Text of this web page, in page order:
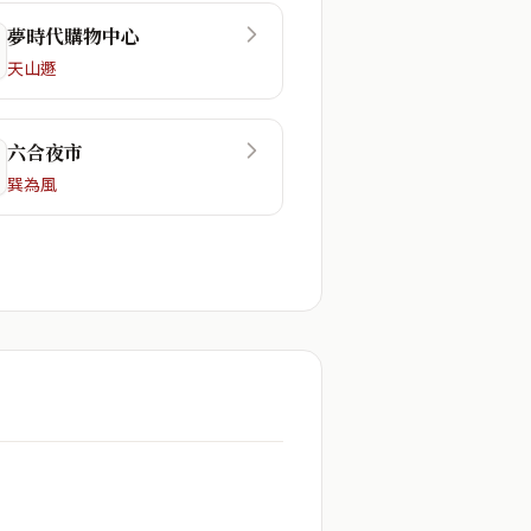
夢時代購物中心
天山遯
六合夜市
巽為風